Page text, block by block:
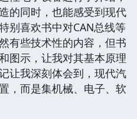
的同时，也能感受到现代
别喜欢书中对CAN总线等
有些技术性的内容，但书
图示，让我对其基本原理
让我深刻体会到，现代汽
，而是集机械、电子、软